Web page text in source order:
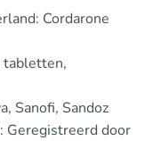
Cordarone
tabletten,
Sanofi, Sandoz
Geregistreerd door